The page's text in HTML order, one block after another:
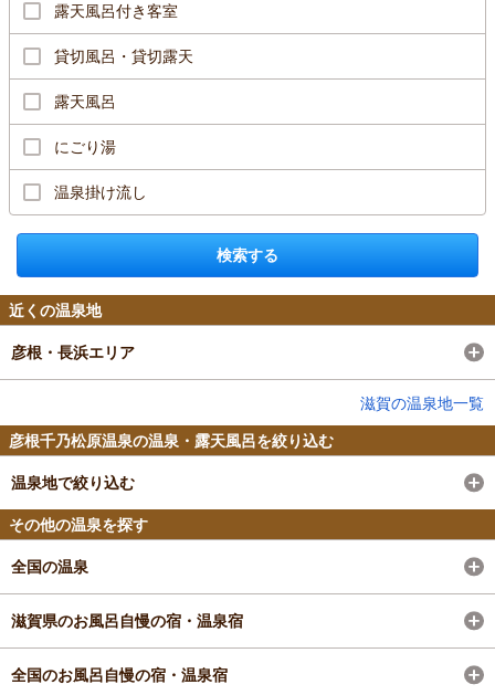
露天風呂付き客室
貸切風呂・貸切露天
露天風呂
にごり湯
温泉掛け流し
検索する
近くの温泉地
彦根・長浜エリア
滋賀の温泉地一覧
彦根千乃松原温泉の温泉・露天風呂を絞り込む
温泉地で絞り込む
その他の温泉を探す
全国の温泉
滋賀県のお風呂自慢の宿・温泉宿
全国のお風呂自慢の宿・温泉宿